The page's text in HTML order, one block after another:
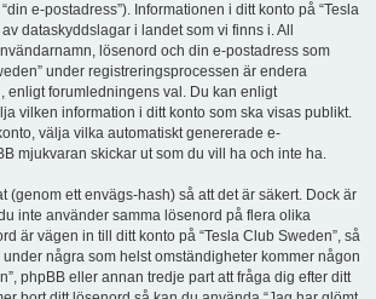
e-postadress”). Informationen i ditt konto på “Tesla
dataskyddslagar i landet som vi finns i. All
lösenord och din e-postadress som
under registreringsprocessen är endera
enligt forumledningens val. Du kan enligt
vilken information i ditt konto som ska visas publikt.
välja vilka automatiskt genererade e-
mjukvaran skickar ut som du vill ha och inte ha.
(genom ett envägs-hash) så att det är säkert. Dock är
inte använder samma lösenord på flera olika
är vägen in till ditt konto på “Tesla Club Sweden”, så
några som helst omständigheter kommer någon
phpBB eller annan tredje part att fråga dig efter ditt